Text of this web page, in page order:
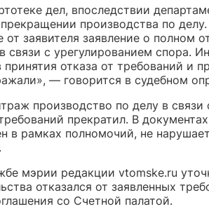
дел, впоследствии
производства по
от заявителя заявление о полном
связи с урегулированием спора.
принятия отказа от требований и
— говорится в судебном
производство по делу в связи
прекратил. В
в рамках полномочий, не
мэрии редакции vtomske.ru
отказался от заявленных
со Счетной палатой.